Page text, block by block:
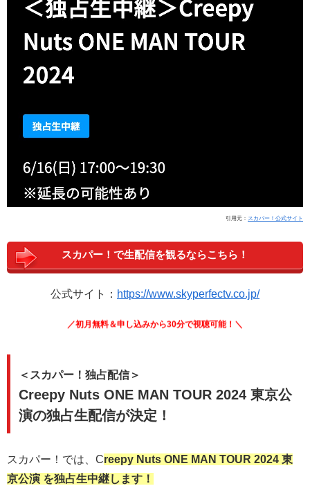
引用元： スカパー！公式サイト
スカパー！で生配信を観るならこちら！
公式サイト： https://www.skyperfectv.co.jp/
／初月無料＆申し込みから30分で視聴可能！＼
＜スカパー！独占配信＞
Creepy Nuts ONE MAN TOUR 2024 東京公
演の独占生配信が決定！
スカパー！では、Creepy Nuts ONE MAN TOUR 2024 東
京公演 を独占生中継します！